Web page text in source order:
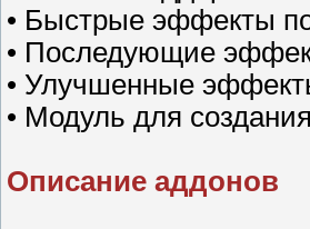
• Быстрые эффекты
• Последующие
• Улучшенные
• Модуль для
Описание аддонов